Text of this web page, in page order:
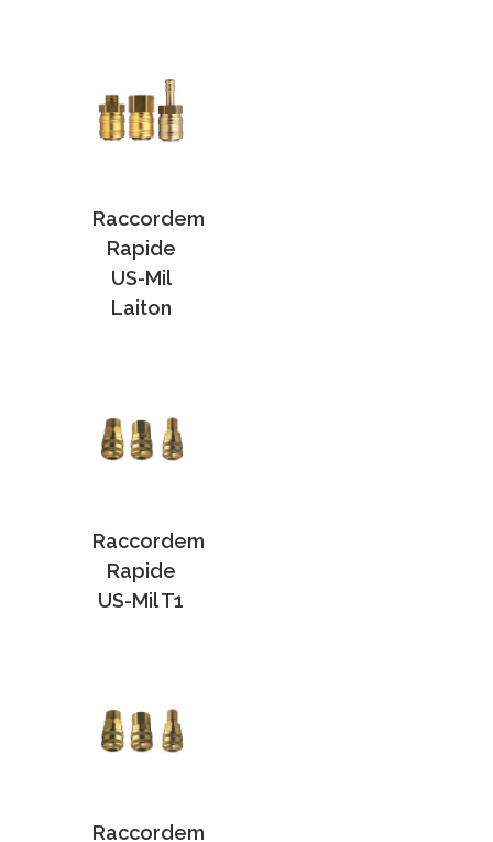
Raccordem
Rapide
US-Mil
Laiton
Raccordem
Rapide
US-Mil T1
Raccordem